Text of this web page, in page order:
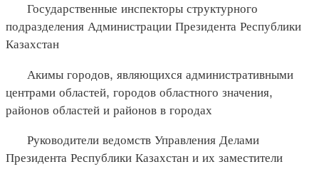
Государственные инспекторы структурного
подразделения Администрации Президента Республики
Казахстан
Акимы городов, являющихся административными
центрами областей, городов областного значения,
районов областей и районов в городах
Руководители ведомств Управления Делами
Президента Республики Казахстан и их заместители